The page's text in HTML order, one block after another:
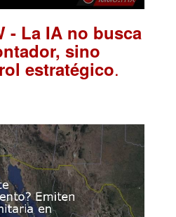
- La IA no busca
sino
estratégico.